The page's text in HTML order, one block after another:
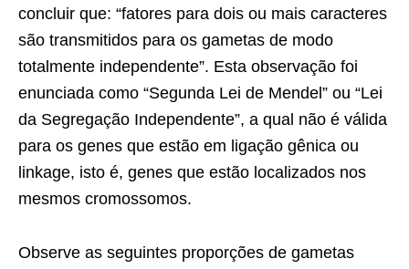
concluir que: “fatores para dois ou mais caracteres
são transmitidos para os gametas de modo
totalmente independente”. Esta observa­ção foi
enunciada como “Segunda Lei de Mendel” ou “Lei
da Segregação Independente”, a qual não é válida
para os genes que estão em ligação gênica ou
linkage, isto é, genes que estão localizados nos
mesmos cromossomos.
Observe as seguintes proporções de gametas